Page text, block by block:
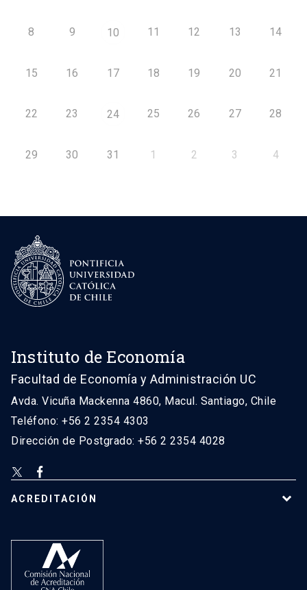
8 9 10 11 12 13 14
15 16 17 18 19 20 21
22 23 24 25 26 27 28
29 30 31 1 2 3 4
Instituto de Economía
Facultad de Economía y Administración UC
Avda. Vicuña Mackenna 4860, Macul. Santiago, Chile
Teléfono: +56 2 2354 4303
Dirección de Postgrado: +56 2 2354 4028
ACREDITACIÓN